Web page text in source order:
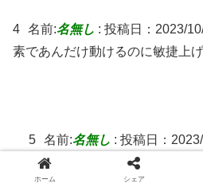
4 名前:名無し : 投稿日：2023/
素であんだけ動けるのに敏捷上
5 名前:名無し : 投稿日：
反応速度と速度は別やろ
ホーム シェア